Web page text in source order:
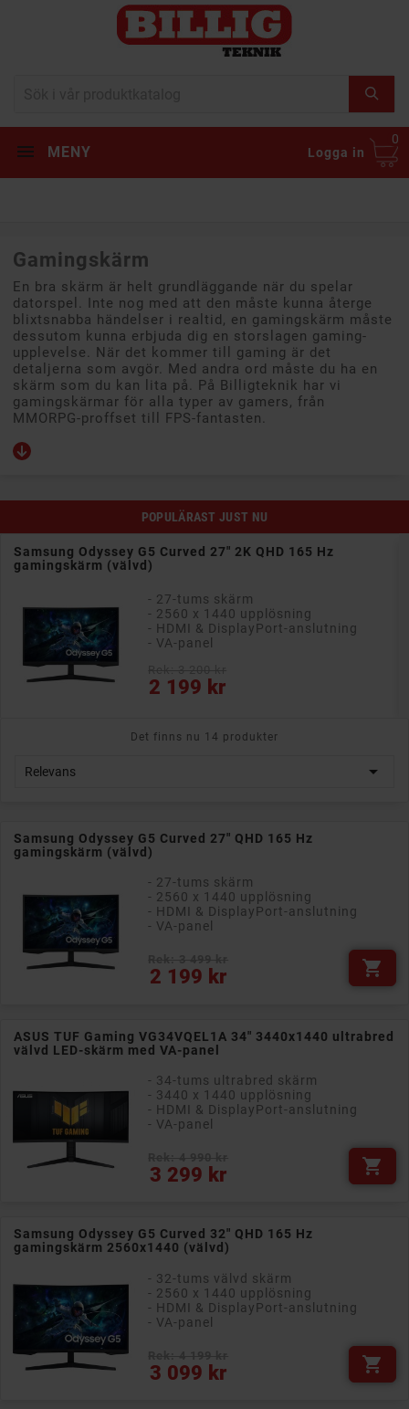
MENY Logga in
0
Gamingskärm
En bra skärm är helt grundläggande när du spelar
datorspel. Inte nog med att den måste kunna återge
blixtsnabba händelser i realtid, en gamingskärm måste
dessutom kunna erbjuda dig en storslagen gaming-
upplevelse. När det kommer till gaming är det
detaljerna som avgör. Med andra ord måste du ha en
skärm som du kan lita på. På Billigteknik har vi
gamingskärmar för alla typer av gamers, från
MMORPG-proffset till FPS-fantasten.
POPULÄRAST JUST NU
Samsung Odyssey G5 Curved 27" 2K QHD 165 Hz
gamingskärm (välvd)
- 27-tums skärm
- 2560 x 1440 upplösning
- HDMI & DisplayPort-anslutning
- VA-panel
2 199 kr
Pris
Det finns nu 14 produkter
Relevans 
Samsung Odyssey G5 Curved 27" QHD 165 Hz
gamingskärm (välvd)
- 27-tums skärm
- 2560 x 1440 upplösning
- HDMI & DisplayPort-anslutning
- VA-panel
2 199 kr
Pris 
ASUS TUF Gaming VG34VQEL1A 34" 3440x1440 ultrabred
välvd LED-skärm med VA-panel
- 34-tums ultrabred skärm
- 3440 x 1440 upplösning
- HDMI & DisplayPort-anslutning
- VA-panel
3 299 kr
Pris 
Samsung Odyssey G5 Curved 32" QHD 165 Hz
gamingskärm 2560x1440 (välvd)
- 32-tums välvd skärm
- 2560 x 1440 upplösning
- HDMI & DisplayPort-anslutning
- VA-panel
3 099 kr
Pris 